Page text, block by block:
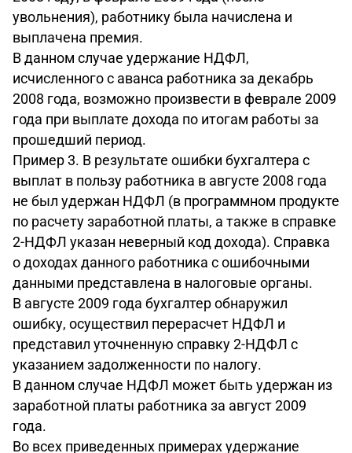
увольнения), работнику была начислена и
выплачена премия.
В данном случае удержание НДФЛ,
исчисленного с аванса работника за декабрь
2008 года, возможно произвести в феврале 2009
года при выплате дохода по итогам работы за
прошедший период.
Пример 3. В результате ошибки бухгалтера с
выплат в пользу работника в августе 2008 года
не был удержан НДФЛ (в программном продукте
по расчету заработной платы, а также в справке
2-НДФЛ указан неверный код дохода). Справка
о доходах данного работника с ошибочными
данными представлена в налоговые органы.
В августе 2009 года бухгалтер обнаружил
ошибку, осуществил перерасчет НДФЛ и
представил уточненную справку 2-НДФЛ с
указанием задолженности по налогу.
В данном случае НДФЛ может быть удержан из
заработной платы работника за август 2009
года.
Во всех приведенных примерах удержание